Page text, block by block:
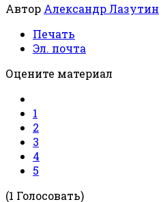
Автор Александр Лазутин
Печать
Эл. почта
Оцените материал
1
2
3
4
5
(1 Голосовать)